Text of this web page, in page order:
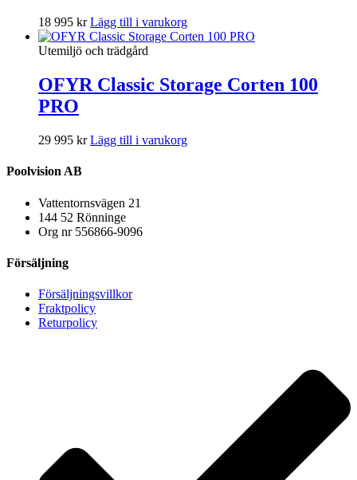
18 995 kr Lägg till i varukorg
Utemiljö och trädgård
OFYR Classic Storage Corten 100
PRO
29 995 kr Lägg till i varukorg
Poolvision AB
Vattentornsvägen 21
144 52 Rönninge
Org nr 556866-9096
Försäljning
Försäljningsvillkor
Fraktpolicy
Returpolicy